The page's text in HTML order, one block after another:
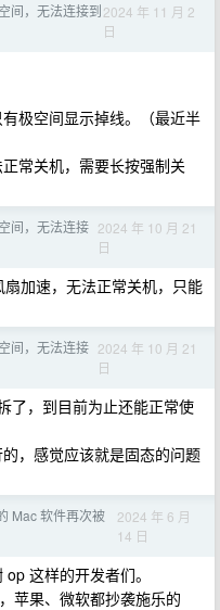
间，无法连接到2024 年 11 月 2
日
极空间显示掉线。（最近半
常关机，需要长按强制关
间，无法连接 2024 年 10 月 21
日
加速，无法正常关机，只能
间，无法连接 2024 年 10 月 21
日
了，到目前为止还能正常使
，感觉应该就是固态的问题
Mac 软件再次被
2024 年 6 月
14 日
这样的开发者们。
苹果、微软都抄袭施乐的